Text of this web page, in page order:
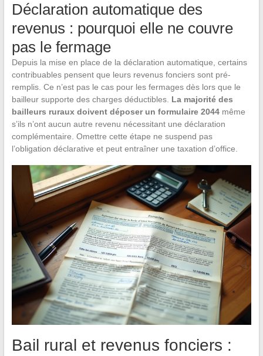
Déclaration automatique des
revenus : pourquoi elle ne couvre
pas le fermage
Depuis la mise en place de la déclaration automatique, certains
contribuables pensent que leurs revenus fonciers sont pré-
remplis. Ce n’est pas le cas pour les fermages dès lors que le
bailleur supporte des charges déductibles. La majorité des
bailleurs ruraux doivent déposer un formulaire 2044même
s’ils n’ont aucun autre revenu nécessitant une déclaration
complémentaire. Omettre cette étape ne suspend pas
l’obligation déclarative et peut entraîner une taxation d’office.
Bail rural et revenus fonciers :